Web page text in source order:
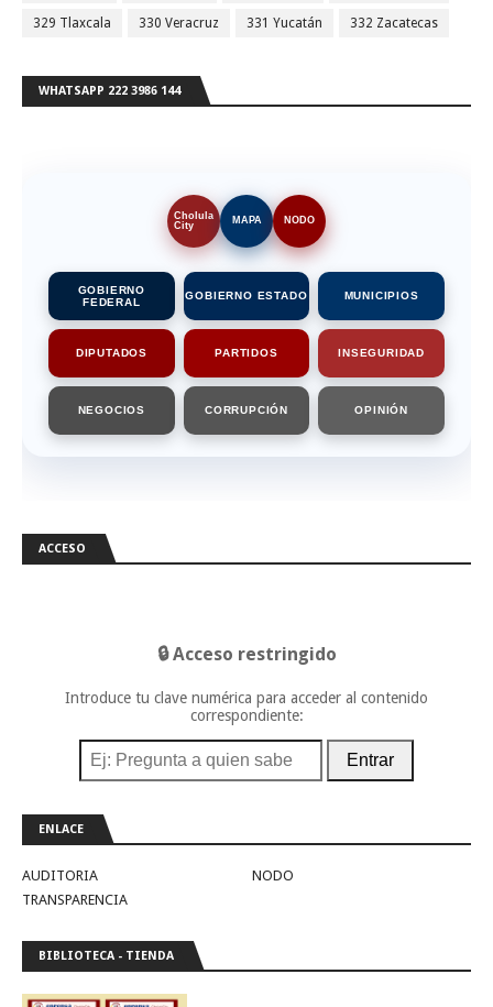
329 Tlaxcala 330 Veracruz 331 Yucatán 332 Zacatecas
WHATSAPP 222 3986 144
Cholula
City
MAPA NODO
GOBIERNO
FEDERAL
GOBIERNO ESTADO MUNICIPIOS
DIPUTADOS PARTIDOS INSEGURIDAD
NEGOCIOS CORRUPCIÓN OPINIÓN
ACCESO
🔒 Acceso restringido
Introduce tu clave numérica para acceder al contenido
correspondiente:
Entrar
ENLACE
AUDITORIA
NODO
TRANSPARENCIA
BIBLIOTECA - TIENDA